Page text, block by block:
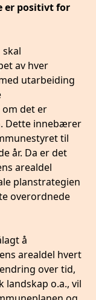
er positivt for
skal
av hver
utarbeiding
det er
Dette innebærer
til
år. Da er det
arealdel
planstrategien
overordnede
å
arealdel hvert
over tid,
landskap o.a., vil